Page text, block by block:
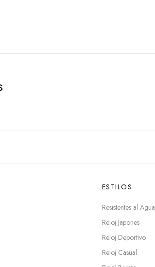
ESTILOS
Resistentes al Agua
Reloj Japones
Reloj Deportivo
Reloj Casual